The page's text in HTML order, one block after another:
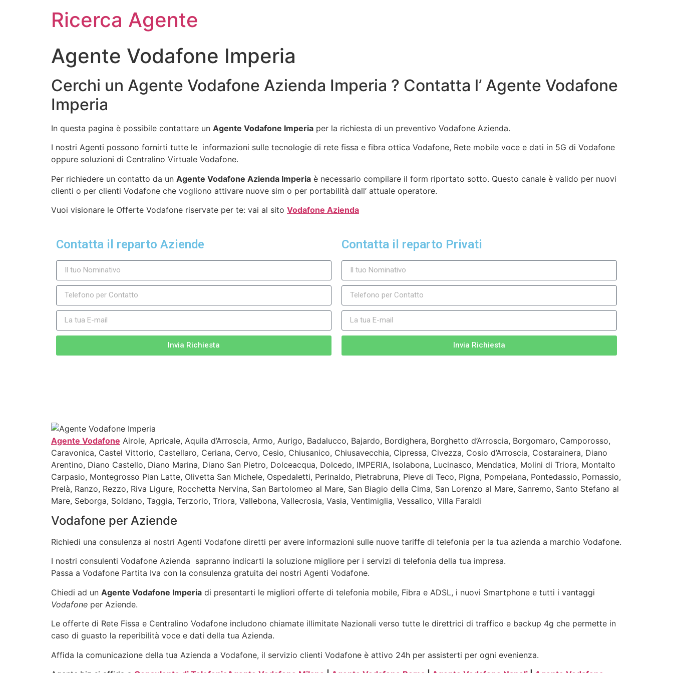
Ricerca Agente
Agente Vodafone Imperia
Cerchi un Agente Vodafone Azienda Imperia ? Contatta l’ Agente Vodafone
Imperia
In questa pagina è possibile contattare un Agente Vodafone Imperia per la richiesta di un preventivo Vodafone Azienda.
I nostri Agenti possono fornirti tutte le informazioni sulle tecnologie di rete fissa e fibra ottica Vodafone, Rete mobile voce e dati in 5G di Vodafone
oppure soluzioni di Centralino Virtuale Vodafone.
Per richiedere un contatto da un Agente Vodafone Azienda Imperia è necessario compilare il form riportato sotto. Questo canale è valido per nuovi
clienti o per clienti Vodafone che vogliono attivare nuove sim o per portabilità dall’ attuale operatore.
Vuoi visionare le Offerte Vodafone riservate per te: vai al sito Vodafone Azienda
Contatta il reparto Aziende
Invia Richiesta
Contatta il reparto Privati
Invia Richiesta
Agente Vodafone Airole, Apricale, Aquila d’Arroscia, Armo, Aurigo, Badalucco, Bajardo, Bordighera, Borghetto d’Arroscia, Borgomaro, Camporosso,
Caravonica, Castel Vittorio, Castellaro, Ceriana, Cervo, Cesio, Chiusanico, Chiusavecchia, Cipressa, Civezza, Cosio d’Arroscia, Costarainera, Diano
Arentino, Diano Castello, Diano Marina, Diano San Pietro, Dolceacqua, Dolcedo, IMPERIA, Isolabona, Lucinasco, Mendatica, Molini di Triora, Montalto
Carpasio, Montegrosso Pian Latte, Olivetta San Michele, Ospedaletti, Perinaldo, Pietrabruna, Pieve di Teco, Pigna, Pompeiana, Pontedassio, Pornassio,
Prelà, Ranzo, Rezzo, Riva Ligure, Rocchetta Nervina, San Bartolomeo al Mare, San Biagio della Cima, San Lorenzo al Mare, Sanremo, Santo Stefano al
Mare, Seborga, Soldano, Taggia, Terzorio, Triora, Vallebona, Vallecrosia, Vasia, Ventimiglia, Vessalico, Villa Faraldi
Vodafone per Aziende
Richiedi una consulenza ai nostri Agenti Vodafone diretti per avere informazioni sulle nuove tariffe di telefonia per la tua azienda a marchio Vodafone.
I nostri consulenti Vodafone Azienda sapranno indicarti la soluzione migliore per i servizi di telefonia della tua impresa.
Passa a Vodafone Partita Iva con la consulenza gratuita dei nostri Agenti Vodafone.
Chiedi ad un Agente Vodafone Imperia di presentarti le migliori offerte di telefonia mobile, Fibra e ADSL, i nuovi Smartphone e tutti i vantaggi
Vodafone per Aziende.
Le offerte di Rete Fissa e Centralino Vodafone includono chiamate illimitate Nazionali verso tutte le direttrici di traffico e backup 4g che permette in
caso di guasto la reperibilità voce e dati della tua Azienda.
Affida la comunicazione della tua Azienda a Vodafone, il servizio clienti Vodafone è attivo 24h per assisterti per ogni evenienza.